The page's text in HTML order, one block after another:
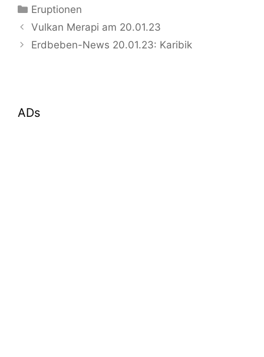
Kategorien
Eruptionen
Vulkan Merapi am 20.01.23
Erdbeben-News 20.01.23: Karibik
ADs